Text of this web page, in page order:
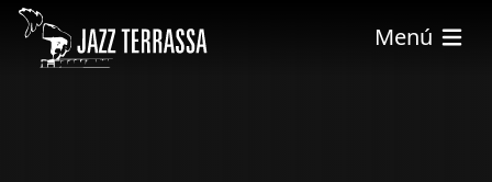
Vés al contingut
Menú